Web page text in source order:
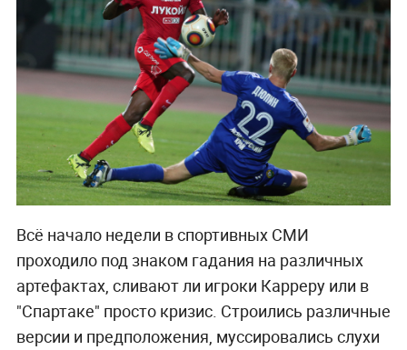
Всё начало недели в спортивных СМИ
проходило под знаком гадания на различных
артефактах, сливают ли игроки Карреру или в
"Спартаке" просто кризис. Строились различные
версии и предположения, муссировались слухи